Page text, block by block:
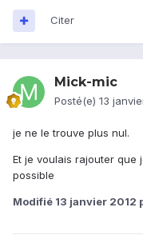
Citer
Mick-mic
Posté(e) 13
je ne le trouve plus nul.
Et je voulais rajouter que
possible
Modifié 13 janvier 2012